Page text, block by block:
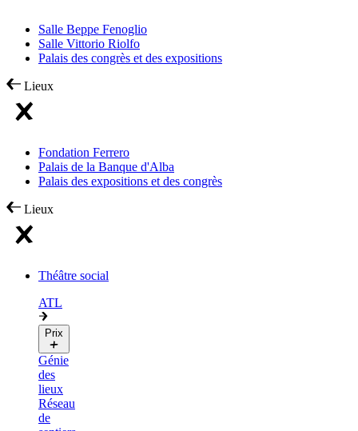
Salle Beppe Fenoglio
Salle Vittorio Riolfo
Palais des congrès et des expositions
Lieux
Fondation Ferrero
Palais de la Banque d'Alba
Palais des expositions et des congrès
Lieux
Théâtre social
ATL
Prix
Génie
des
lieux
Réseau
de